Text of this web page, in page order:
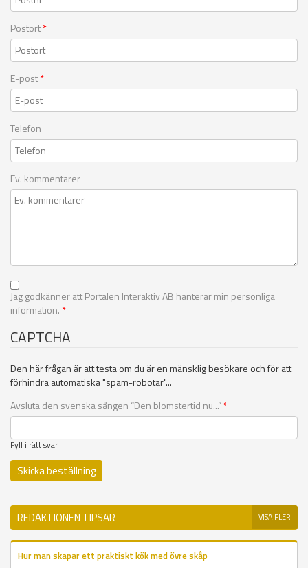
Postort*
E-post*
Telefon
Ev. kommentarer
Jag godkänner att Portalen Interaktiv AB hanterar min personliga
information. *
CAPTCHA
Den här frågan är att testa om du är en mänsklig besökare och för att
förhindra automatiska "spam-robotar"...
Avsluta den svenska sången “Den blomstertid nu...”*
Fyll i rätt svar.
REDAKTIONEN TIPSAR VISA FLER
Hur man skapar ett praktiskt kök med övre skåp